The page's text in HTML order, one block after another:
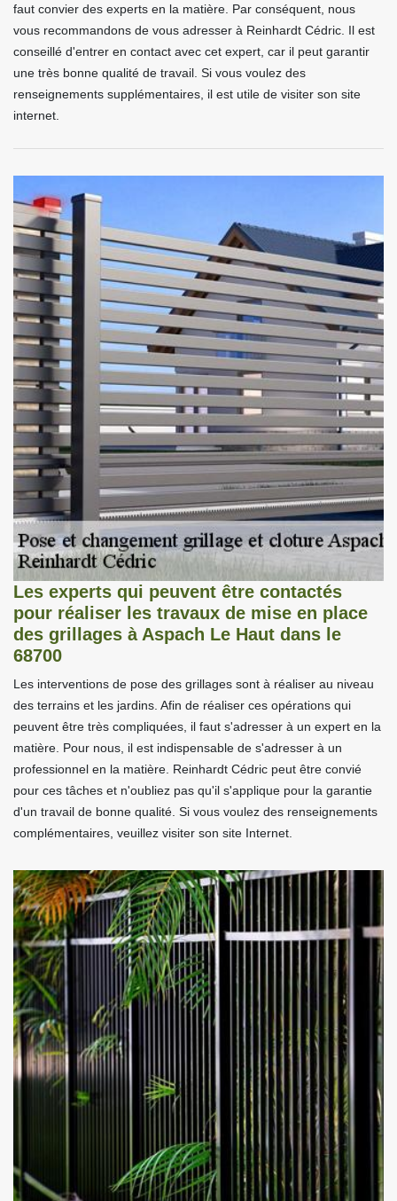
faut convier des experts en la matière. Par conséquent, nous
vous recommandons de vous adresser à Reinhardt Cédric. Il est
conseillé d'entrer en contact avec cet expert, car il peut garantir
une très bonne qualité de travail. Si vous voulez des
renseignements supplémentaires, il est utile de visiter son site
internet.
Les experts qui peuvent être contactés
pour réaliser les travaux de mise en place
des grillages à Aspach Le Haut dans le
68700
Les interventions de pose des grillages sont à réaliser au niveau
des terrains et les jardins. Afin de réaliser ces opérations qui
peuvent être très compliquées, il faut s'adresser à un expert en la
matière. Pour nous, il est indispensable de s'adresser à un
professionnel en la matière. Reinhardt Cédric peut être convié
pour ces tâches et n'oubliez pas qu'il s'applique pour la garantie
d'un travail de bonne qualité. Si vous voulez des renseignements
complémentaires, veuillez visiter son site Internet.